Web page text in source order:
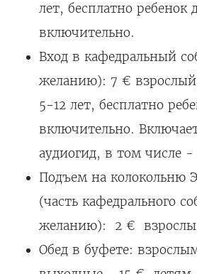
лет, бесплатно ребенок
включительно.
Вход в кафедральный
желанию): 7 €
5-12 лет, бесплатно
включительно.
аудиогид, в том числе -
Подъем на колокольню
(часть кафедрального
желанию): 2 €
Обед в буфете: